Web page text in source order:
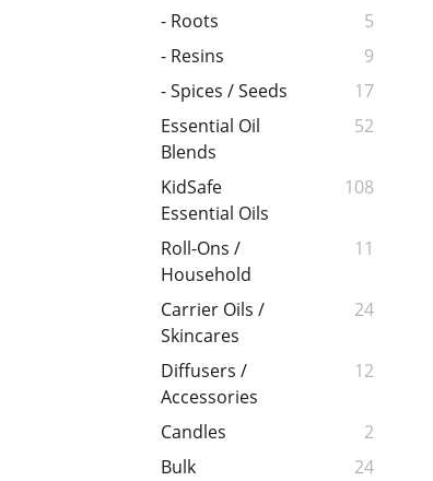
- Roots
5
- Resins
9
- Spices / Seeds
17
Essential Oil
Blends
52
KidSafe
Essential Oils
108
Roll-Ons /
Household
11
Carrier Oils /
Skincares
24
Diffusers /
Accessories
12
Candles
2
Bulk
24